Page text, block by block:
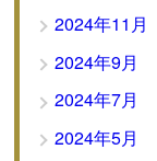
2024年11月
2024年9月
2024年7月
2024年5月